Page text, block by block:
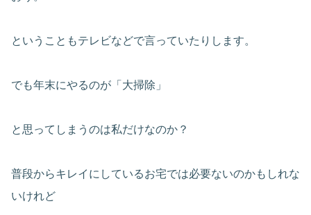
ということもテレビなどで言っていたりします。
でも年末にやるのが「大掃除」
と思ってしまうのは私だけなのか？
普段からキレイにしているお宅では必要ないのかもしれな
いけれど